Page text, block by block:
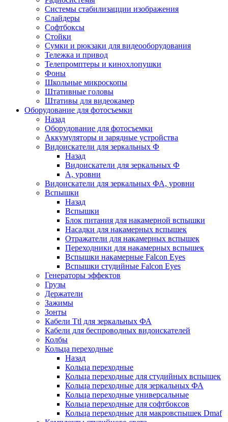
Системы стабилизацции изображения
Слайдеры
Софтбоксы
Стойки
Сумки и рюкзаки для видеооборудования
Тележка и привод
Телепромптеры и кинохлопушки
Фоны
Школьные микроскопы
Штативные головы
Штативы для видеокамер
Оборудование для фотосъемки
Назад
Оборудование для фотосъемки
Аккумуляторы и зарядные устройства
Видоискатели для зеркальных Ф
Назад
Видоискатели для зеркальных Ф
А, уровни
Видоискатели для зеркальных ФА, уровни
Вспышки
Назад
Вспышки
Блок питания для накамерной вспышки
Насадки для накамерных вспышек
Отражатели для накамерных вспышек
Переходники для накамерных вспышек
Вспышки накамерные Falcon Eyes
Вспышки студийные Falcon Eyes
Генераторы эффектов
Грузы
Держатели
Зажимы
Зонты
Кабели Ttl для зеркальных ФА
Кабели для беспроводных видоискателей
Колбы
Кольца переходные
Назад
Кольца переходные
Кольца переходные для студийных вспышек
Кольца переходные для зеркальных ФА
Кольца переходные универсальные
Кольца переходные для софтбоксов
Кольца переходные для макровспышек Dmaf